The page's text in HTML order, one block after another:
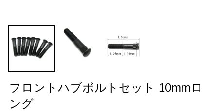
お得なセット商品
チームマルヤマ
デルタ秘蔵のレーシングコレクション
パーツ種別から選ぶ
フロントハブボルトセット 10mmロ
ング